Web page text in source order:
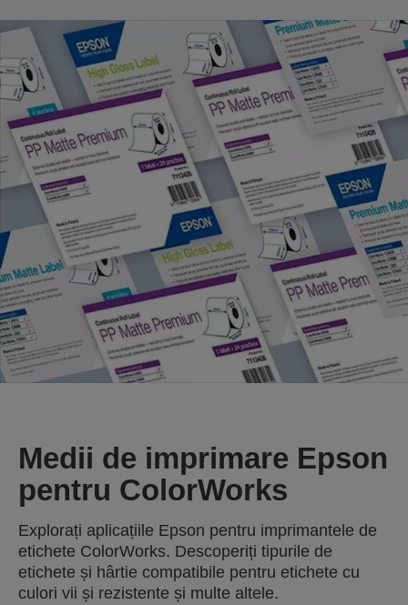
Medii de imprimare Epson
pentru ColorWorks
Explorați aplicațiile Epson pentru imprimantele de
etichete ColorWorks. Descoperiți tipurile de
etichete și hârtie compatibile pentru etichete cu
culori vii și rezistente și multe altele.